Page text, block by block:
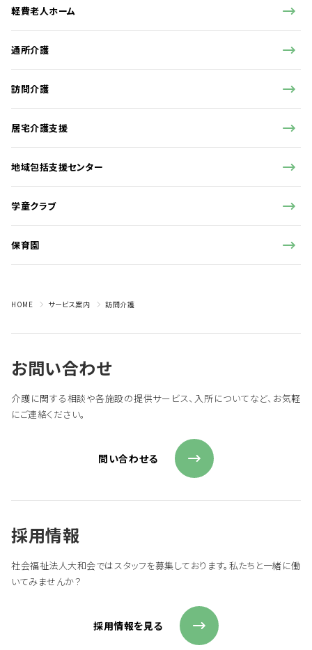
軽費老人ホーム
通所介護
訪問介護
居宅介護支援
地域包括支援センター
学童クラブ
保育園
HOME サービス案内 訪問介護
お問い合わせ
介護に関する相談や各施設の提供サービス、入所についてなど、お気軽
にご連絡ください。
問い合わせる
採用情報
社会福祉法人大和会ではスタッフを募集しております。私たちと一緒に働
いてみませんか？
採用情報を見る